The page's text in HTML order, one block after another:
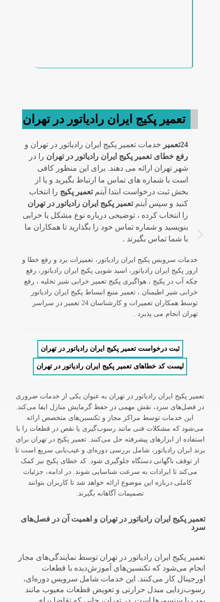
تعمیر پکیج ایران رادیاتور در تهران
24تعمیر
خدمات تعمیر پکیج ایران رادیاتور در تهران و
رفع خطای تعمیر پکیج ایران رادیاتور در تهران را در
شهر تهران ارائه می دهند. برای این منظور کافی
است با شماره های تماس ما ارتباط بگیرید و یا از
بخش ثبت درخواست ابتدا آیتمتعمیر پکیج را انتخاب
کنید و سپس آیتمتعمیر پکیج ایران رادیاتور در تهران
را انتخاب کرده ، توضیحی درباره نوع مشکل یا خرابی
بنویسید و شماره تماس خود را بگذارید تا همکاران ما
با شما تماس بگیرند .
خدمات سرویس پکیج ایران رادیاتور، تعمیرات برد و رفع خطا و
ارور پکیج ایران رادیاتور، اسید شویی پکیج ایران رادیاتور، رفع
چکه آب در پکیج ، هواگیری پکیج تعمیر خرابی شیر تخلیه ، رفع
خرابی شیر اطیمنان ، تعمیر منبع انبساط پکیج ایران رادیاتور
توسط همکاران تعمیرات و کارشناسان 24 تعمیر در سراسر
تهران انجام می پذیرد .
ثبت درخواست تعمیر پکیج ایران رادیاتور در تهران
لیست کد خطاهای تعمیر پکیج ایران رادیاتور در تهران
تعمیر پکیج ایران رادیاتور در تهران به عنوان یکی از خدمات ضروری
در فصل‌های سرد، نقش مهمی در حفظ گرمایش منازل ایفا می‌کند.
این خدمات توسط مراکز مجاز و تکنسین‌های متخصص ارائه
می‌شود که مشکلات فنی مانند رسوب‌گیری یا نقص در قطعات را با
استفاده از ابزارهای پیشرفته حل می‌کنند. تعمیر پکیج در تهران برای
برند ایران رادیاتور، شامل بررسی دوره‌ای و عیب‌یابی سریع است تا
از توقف ناگهانی دستگاه جلوگیری شود. کد خطای پکیج نیز کمک
می‌کند تا ایرادات به سرعت شناسایی شوند. در ادامه، جزئیات
کاملی درباره این موضوع ارائه خواهد شد تا کاربران بتوانند
تصمیمات آگاهانه بگیرند.
تعمیر پکیج ایران رادیاتور در تهران و اهمیت آن در فصل‌های
سرد
تعمیر پکیج ایران رادیاتور در تهران توسط نمایندگی‌های مجاز
انجام می‌شود که تکنسین‌های آموزش‌دیده با قطعات
اورجینال کار می‌کنند. این خدمات شامل سرویس دوره‌ای،
رسوب‌زدایی مبدل حرارتی و تعویض قطعات معیوب مانند